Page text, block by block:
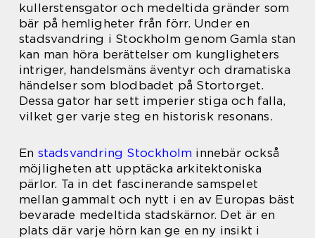
kullerstensgator och medeltida gränder som
bär på hemligheter från förr. Under en
stadsvandring i Stockholm genom Gamla stan
kan man höra berättelser om kungligheters
intriger, handelsmäns äventyr och dramatiska
händelser som blodbadet på Stortorget.
Dessa gator har sett imperier stiga och falla,
vilket ger varje steg en historisk resonans.
En stadsvandring Stockholm innebär också
möjligheten att upptäcka arkitektoniska
pärlor. Ta in det fascinerande samspelet
mellan gammalt och nytt i en av Europas bäst
bevarade medeltida stadskärnor. Det är en
plats där varje hörn kan ge en ny insikt i